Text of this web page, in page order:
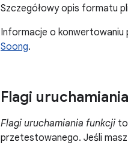
Szczegółowy opis formatu
Informacje o konwertowaniu
Soong.
Flagi
Flagi uruchamiania funkcji
przetestowanego. Jeśli masz